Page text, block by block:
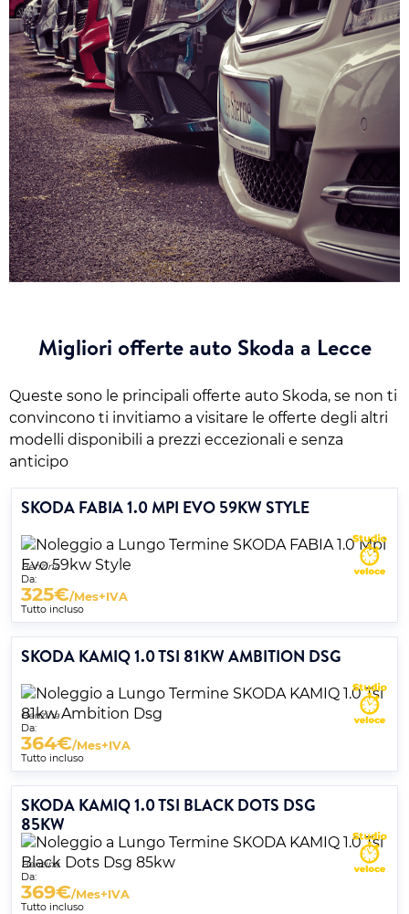
Migliori offerte auto Skoda a Lecce
Queste sono le principali offerte auto Skoda, se non ti
convincono ti invitiamo a visitare le offerte degli altri
modelli disponibili a prezzi eccezionali e senza
anticipo
SKODA FABIA 1.0 MPI EVO 59KW STYLE
Benzina
Da:
325€/Mes+IVA
Tutto incluso
SKODA KAMIQ 1.0 TSI 81KW AMBITION DSG
Benzina
Da:
364€/Mes+IVA
Tutto incluso
SKODA KAMIQ 1.0 TSI BLACK DOTS DSG
85KW
Benzina
Da:
369€/Mes+IVA
Tutto incluso